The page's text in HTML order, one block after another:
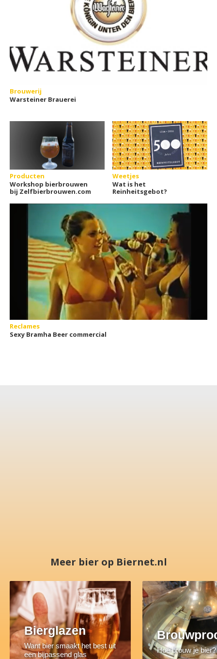
Brouwerij
Warsteiner Brauerei
Producten
Workshop bierbrouwen
bij Zelfbierbrouwen.com
Weetjes
Wat is het
Reinheitsgebot?
Reclames
Sexy Bramha Beer commercial
Meer bier op Biernet.nl
Bierglazen
Want bier smaakt het best uit
een bijpassend glas
Hoe brouw je bier?